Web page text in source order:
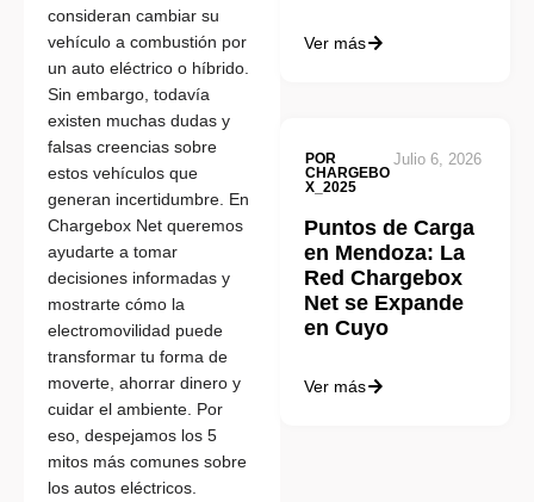
consideran cambiar su
vehículo a combustión por
un auto eléctrico o híbrido.
Sin embargo, todavía
existen muchas dudas y
falsas creencias sobre
estos vehículos que
generan incertidumbre. En
Chargebox Net queremos
ayudarte a tomar
decisiones informadas y
mostrarte cómo la
electromovilidad puede
transformar tu forma de
moverte, ahorrar dinero y
cuidar el ambiente. Por
eso, despejamos los 5
mitos más comunes sobre
los autos eléctricos.
Ver más
POR
CHARGEBO
X_2025
Julio 6, 2026
Puntos de Carga
en Mendoza: La
Red Chargebox
Net se Expande
en Cuyo
Ver más